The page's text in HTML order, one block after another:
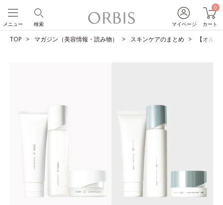
マイページ
0
カート
検索
メニュー
TOP マガジン（美容情報・読み物） スキンケアのまとめ 【オル